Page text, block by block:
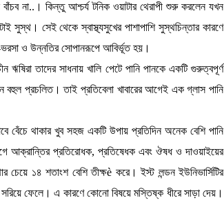
না..। কিন্তু আশ্চর্য টনিক ওয়াটার থেরাপী শুরু করলেন যখন
সুস্থ। সেই থেকে স্বাস্থ্যসুখের পাশাপাশি সুস্থচিন্তার কারণে
ভরসা ও উন্নতির সোপানরূপে আবির্ভূত হয়।
ঋষিরা তাদের সাধনায় খালি পেটে পানি পানকে একটি গুরুত্বপূর্ণ
বহুল প্রচলিত। তাই প্রতিবেলা খাবারের আগেই এক গ্লাস পানি
বেঁচে থাকার খুব সহজ একটি উপায় প্রতিদিন অনেক বেশি পানি
আক্রান্তির প্রতিরোধক, প্রতিষেধক এবং ঔষধ ও দাওয়াইয়ের
১৪ শতাংশ বেশি তীক্ষè করে। ইস্ট লন্ডন ইউনিভার্সিটির
ফেলে। এ কারণে কোনো বিষয়ে মস্তিষ্ক ধীরে সাড়া দেয়।